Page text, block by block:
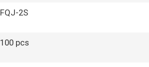
FQJ-2S
100 pcs